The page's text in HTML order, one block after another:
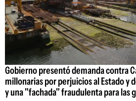
Gobierno presentó demanda contra
millonarias por perjuicios al Estado y
y una "fachada" fraudulenta para las